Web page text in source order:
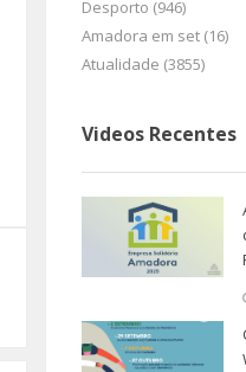
Desporto (946)
Amadora em set (16)
Atualidade (3855)
Videos Recentes